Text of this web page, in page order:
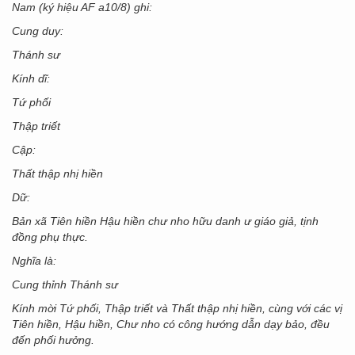
Nam (ký hiệu AF a10/8) ghi:
Cung duy:
Thánh sư
Kính dĩ:
Tứ phối
Thập triết
Cập:
Thất thập nhị hiền
Dữ:
Bản xã Tiên hiền Hậu hiền chư nho hữu danh ư giáo giả, tịnh
đồng phụ thực.
Nghĩa là:
Cung thỉnh Thánh sư
Kính mời Tứ phối, Thập triết và Thất thập nhị hiền, cùng với các vị
Tiên hiền, Hậu hiền, Chư nho có công hướng dẫn dạy bảo, đều
đến phối hưởng.